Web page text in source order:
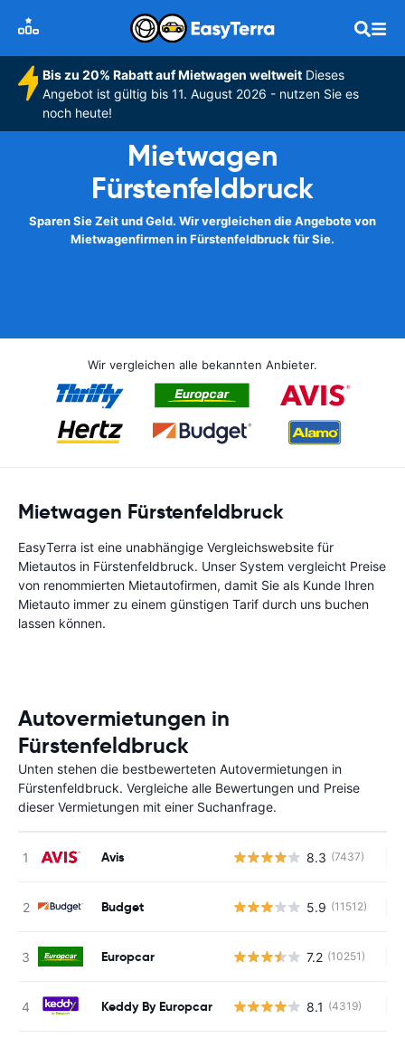
Bis zu 20% Rabatt auf Mietwagen weltweitDieses
Angebot ist gültig bis 11. August 2026 - nutzen Sie es
noch heute!
Mietwagen
Fürstenfeldbruck
Sparen Sie Zeit und Geld. Wir vergleichen die Angebote von
Mietwagenfirmen in Fürstenfeldbruck für Sie.
Wir vergleichen alle bekannten Anbieter.
Mietwagen Fürstenfeldbruck
EasyTerra ist eine unabhängige Vergleichswebsite für
Mietautos in Fürstenfeldbruck. Unser System vergleicht Preise
von renommierten Mietautofirmen, damit Sie als Kunde Ihren
Mietauto immer zu einem günstigen Tarif durch uns buchen
lassen können.
Autovermietungen in
Fürstenfeldbruck
Unten stehen die bestbewerteten Autovermietungen in
Fürstenfeldbruck. Vergleiche alle Bewertungen und Preise
dieser Vermietungen mit einer Suchanfrage.
Avis 8.3 (7437)
Budget 5.9 (11512)
Europcar 7.2 (10251)
Keddy By Europcar 8.1 (4319)